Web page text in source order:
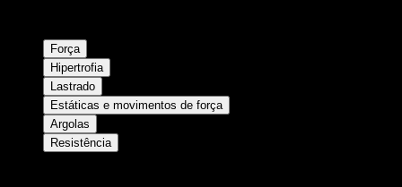
Força
Hipertrofia
Lastrado
Estáticas e movimentos de força
Argolas
Resistência